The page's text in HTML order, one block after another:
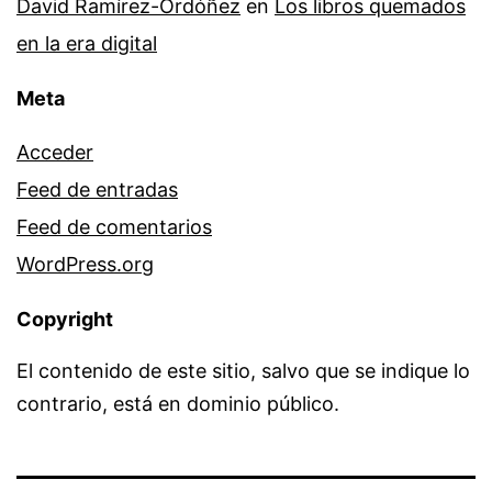
David Ramírez-Ordóñez en Los libros quemados
en la era digital
Meta
Acceder
Feed de entradas
Feed de comentarios
WordPress.org
Copyright
El contenido de este sitio, salvo que se indique lo
contrario, está en dominio público.